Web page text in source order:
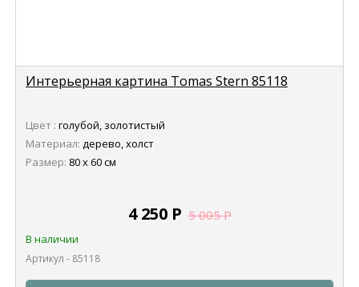
Интерьерная картина Tomas Stern 85118
Цвет : голубой, золотистый
Материал: дерево, холст
Размер: 80 х 60 см
4 250 Р 5 005Р
В наличии
Артикул - 85118